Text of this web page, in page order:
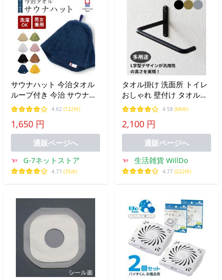
サウナハット 今治タオル
ループ付き 今治 サウナキ
ャップ メンズ XL Lサイズ
レディース 大きめ サウナ
吊るせる 帽子 綿100％ 洗
える 日本製 サウナはっと
4.62 (122件)
1,650 円
通販ページへ
G-7ネットストア
4.77 (35件)
タオル掛け 洗面所 トイレ
おしゃれ 壁付け タオルハ
ンガー トイレットペーパ
ーホルダー ゴールド 黒 ア
イアン
4.58 (66件)
2,100 円
通販ページへ
生活雑貨 WillDo
4.77 (222件)